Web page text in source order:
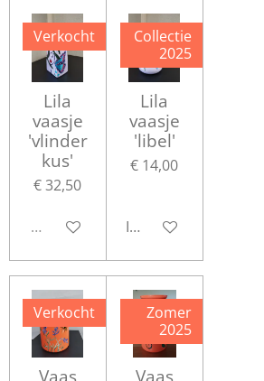
Verkocht
Lila
vaasje
'vlinder
kus'
€ 32,50
Uitverkocht
Collectie
2025
Lila
vaasje
'libel'
€ 14,00
In winkelwagen
Verkocht
Zomer
2025